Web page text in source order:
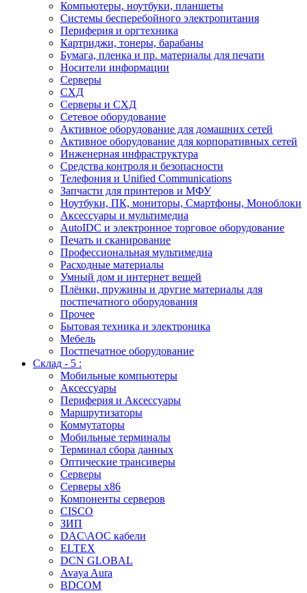
Компьютеры, ноутбуки, планшеты
Системы бесперебойного электропитания
Периферия и оргтехника
Картриджи, тонеры, барабаны
Бумага, пленка и пр. материалы для печати
Носители информации
Серверы
СХД
Серверы и СХД
Сетевое оборудование
Активное оборудование для домашних сетей
Активное оборудование для корпоративных сетей
Инженерная инфраструктура
Средства контроля и безопасности
Телефония и Unified Communications
Запчасти для принтеров и МФУ
Ноутбуки, ПК, мониторы, Смартфоны, Моноблоки
Аксессуары и мультимедиа
AutoIDC и электронное торговое оборудование
Печать и сканирование
Профессиональная мультимедиа
Расходные материалы
Умный дом и интернет вещей
Плёнки, пружины и другие материалы для
постпечатного оборудования
Прочее
Бытовая техника и электроника
Мебель
Постпечатное оборудование
Склад - 5 :
Мобильные компьютеры
Аксессуары
Периферия и Аксессуары
Маршрутизаторы
Коммутаторы
Мобильные терминалы
Терминал сбора данных
Оптические трансиверы
Серверы
Серверы x86
Компоненты серверов
CISCO
ЗИП
DAC\AOC кабели
ELTEX
DCN GLOBAL
Avaya Aura
BDCOM